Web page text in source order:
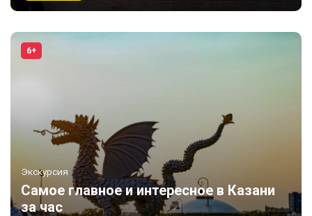
6+
Экскурсия
Самое главное и интересное в Казани
за час